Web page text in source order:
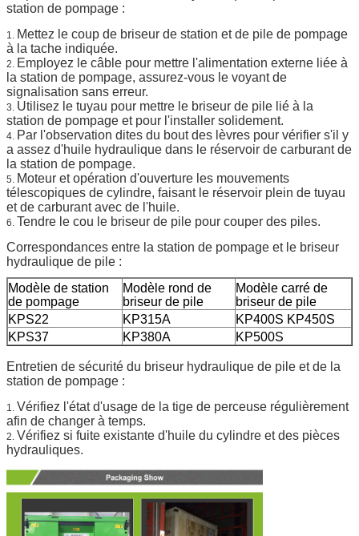
station de pompage :
1. Mettez le coup de briseur de station et de pile de pompage
à la tache indiquée.
2. Employez le câble pour mettre l'alimentation externe liée à
la station de pompage, assurez-vous le voyant de
signalisation sans erreur.
3. Utilisez le tuyau pour mettre le briseur de pile lié à la
station de pompage et pour l'installer solidement.
4. Par l'observation dites du bout des lèvres pour vérifier s'il y
a assez d'huile hydraulique dans le réservoir de carburant de
la station de pompage.
5. Moteur et opération d'ouverture les mouvements
télescopiques de cylindre, faisant le réservoir plein de tuyau
et de carburant avec de l'huile.
6. Tendre le cou le briseur de pile pour couper des piles.
Correspondances entre la station de pompage et le briseur
hydraulique de pile :
Modèle de station
de pompage
Modèle rond de
briseur de pile
Modèle carré de
briseur de pile
KPS22
KP315A
KP400S KP450S
KPS37
KP380A KP500S
Entretien de sécurité du briseur hydraulique de pile et de la
station de pompage :
1. Vérifiez l'état d'usage de la tige de perceuse régulièrement
afin de changer à temps.
2. Vérifiez si fuite existante d'huile du cylindre et des pièces
hydrauliques.